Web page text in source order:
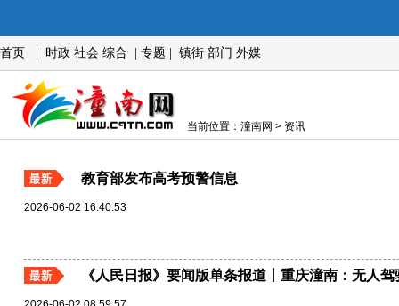
首页 时政 社会 综合 专题 镇街 部门 外媒
当前位置：潼南网 > 资讯
教育部发布高考预警信息
2026-06-02 16:40:53
《人民日报》要闻版单条报道丨重庆潼南：无人